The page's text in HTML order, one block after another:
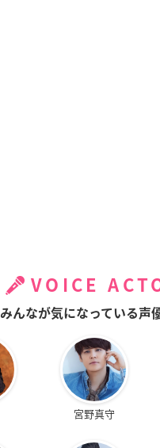
VOICE
みんなが気になっている声
宮野真守